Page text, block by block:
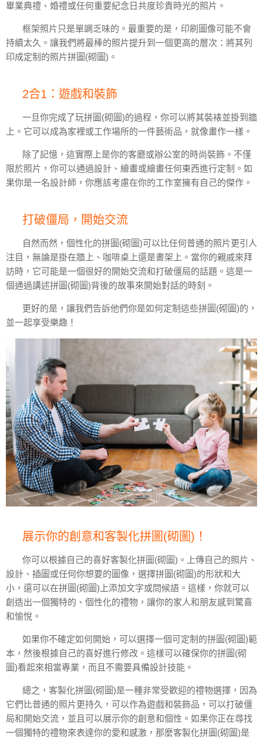
畢業典禮、婚禮或任何重要紀念日共度珍貴時光的照片。
框架照片只是單調乏味的。最重要的是，印刷圖像可能不會
持續太久。讓我們將最棒的照片提升到一個更高的層次：將其列
印成定制的照片拼圖(砌圖)。
2合1：遊戲和裝飾
一旦你完成了玩拼圖(砌圖)的過程，你可以將其裝裱並掛到牆
上。它可以成為家裡或工作場所的一件藝術品，就像畫作一樣。
除了記憶，這實際上是你的客廳或辦公室的時尚裝飾。不僅
限於照片，你可以通過設計、繪畫或繪畫任何東西進行定制。如
果你是一名設計師，你應該考慮在你的工作室擁有自己的傑作。
打破僵局，開始交流
自然而然，個性化的拼圖(砌圖)可以比任何普通的照片更引人
注目，無論是掛在牆上、咖啡桌上還是書架上。當你的親戚來拜
訪時，它可能是一個很好的開始交流和打破僵局的話題。這是一
個通過講述拼圖(砌圖)背後的故事來開始對話的時刻。
更好的是，讓我們告訴他們你是如何定制這些拼圖(砌圖)的，
並一起享受樂趣！
展示你的創意和客製化拼圖(砌圖)！
你可以根據自己的喜好客製化拼圖(砌圖)。上傳自己的照片、
設計、插圖或任何你想要的圖像，選擇拼圖(砌圖)的形狀和大
小，還可以在拼圖(砌圖)上添加文字或問候語。這樣，你就可以
創造出一個獨特的、個性化的禮物，讓你的家人和朋友感到驚喜
和愉悅。
如果你不確定如何開始，可以選擇一個可定制的拼圖(砌圖)範
本，然後根據自己的喜好進行修改。這樣可以確保你的拼圖(砌
圖)看起來相當專業，而且不需要具備設計技能。
總之，客製化拼圖(砌圖)是一種非常受歡迎的禮物選擇，因為
它們比普通的照片更持久，可以作為遊戲和裝飾品，可以打破僵
局和開始交流，並且可以展示你的創意和個性。如果你正在尋找
一個獨特的禮物來表達你的愛和感激，那麼客製化拼圖(砌圖)是